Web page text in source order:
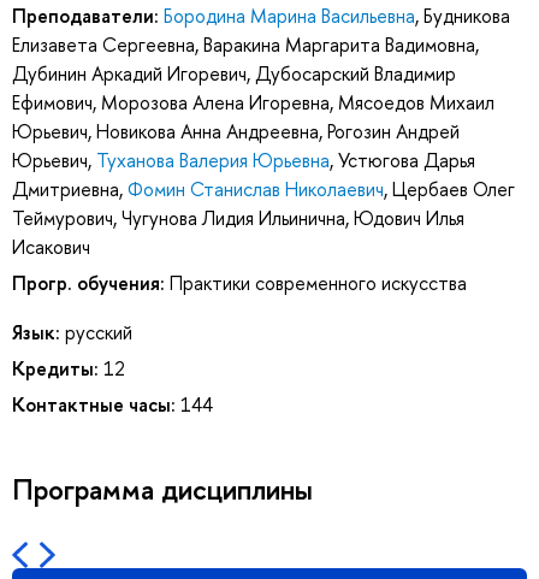
Преподаватели: Бородина Марина Васильевна,Будникова
Елизавета Сергеевна,Варакина Маргарита Вадимовна,
Дубинин Аркадий Игоревич,Дубосарский Владимир
Ефимович, Морозова Алена Игоревна, Мясоедов Михаил
Юрьевич,Новикова Анна Андреевна,Рогозин Андрей
Юрьевич, Туханова Валерия Юрьевна,Устюгова Дарья
Дмитриевна,Фомин Станислав Николаевич,Цербаев Олег
Теймурович,Чугунова Лидия Ильинична,Юдович Илья
Исакович
Прогр. обучения: Практики современного искусства
Язык: русский
Кредиты: 12
Контактные часы: 144
Программа дисциплины